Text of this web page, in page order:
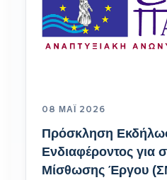
08 ΜΆΙ 2026
Πρόσκληση
Ενδιαφέροντος για
Μίσθωσης Έργου